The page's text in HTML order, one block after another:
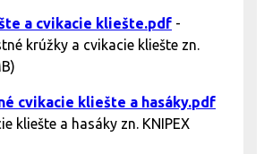
a cvikacie kliešte.pdf -
krúžky a cvikacie kliešte zn.
cvikacie kliešte a hasáky.pdf
kliešte a hasáky zn. KNIPEX